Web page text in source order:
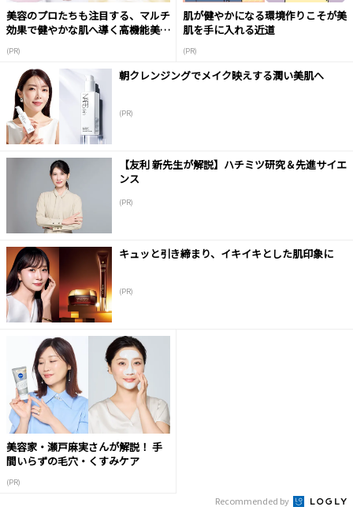
美容のプロたちも注目する、マルチ
効果で健やかな肌へ導く高機能美容
(PR)
肌が健やかになる環境作りこそが美
肌を手に入れる近道
(PR)
朝クレンジングでメイク映えする潤い美肌へ
(PR)
【友利 新先生が解説】ハチミツ研究＆先進サイエ
ンス
(PR)
キュッと引き締まり、イキイキとした肌印象に
(PR)
美容家・瀬戸麻実さんが解説！ 手
間いらずの毛穴・くすみケア
(PR)
Recommended by